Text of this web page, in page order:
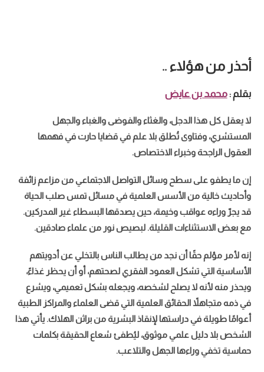
أحذر من هؤلاء ..
بقلم :محمد بن عايض
لا يعقل كل هذا الدجل، والغثاء والفوضى والغباء والجهل
المستشري، وفتاوى تُطلق بلا علم في قضايا حارت في فهمها
العقول الراجحة وخبراء الاختصاص.
إن ما يطفو على سطح وسائل التواصل الاجتماعي من مزاعم زائفة
وأحاديث خالية من الأسس العلمية في مسائل تمس صلب الحياة
قد يجرّ وراءه عواقب وخيمة، حين يصدقها البسطاء غير المدركين.
مع بعض الاستثناءات القليلة. لبصيص نور من علماء صادقين.
إنه لأمر مؤلم حقًا أن نجد من يطالب الناس بالتخلي عن أدويتهم
الأساسية التي تشكل العمود الفقري لصحتهم، أو أن يحظر غذاءً،
ويحذر منه لأنه لا يصلح لشخصه، ويجعله بشكل تعميمي، ويشرع
في ذمه متجاهلاً الحقائق العلمية التي قضى العلماء والمراكز الطبية
أعوامًا طويلة في دراستها لإنقاذ البشرية من براثن الهلاك. يأتي هذا
الشخص بلا دليل علمي موثوق، ليُطفئ شعاع الحقيقة بكلمات
حماسية تخفي وراءها الجهل والتلاعب.